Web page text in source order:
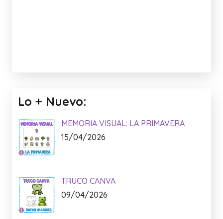
Lo + Nuevo:
MEMORIA VISUAL: LA PRIMAVERA
15/04/2026
TRUCO CANVA
09/04/2026